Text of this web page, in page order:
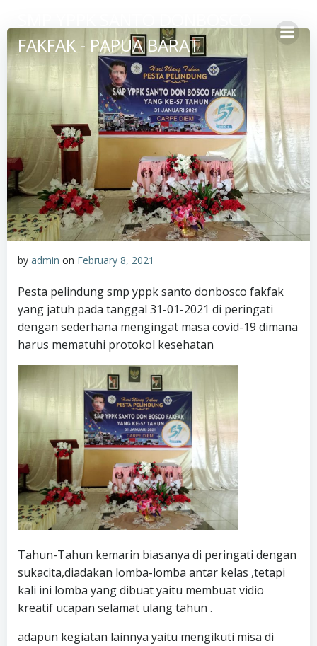
to
content
FAKFAK - PAPUA BARAT
by admin on February 8, 2021
Pesta pelindung smp yppk santo donbosco fakfak
yang jatuh pada tanggal 31-01-2021 di peringati
dengan sederhana mengingat masa covid-19 dimana
harus mematuhi protokol kesehatan
Tahun-Tahun kemarin biasanya di peringati dengan
sukacita,diadakan lomba-lomba antar kelas ,tetapi
kali ini lomba yang dibuat yaitu membuat vidio
kreatif ucapan selamat ulang tahun .
adapun kegiatan lainnya yaitu mengikuti misa di